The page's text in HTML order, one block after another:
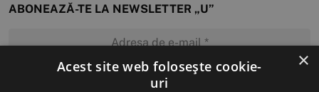
ABONEAZĂ-TE LA NEWSLETTER „U”
MĂ ABONEZ
×
Acest site web folosește cookie-
uri